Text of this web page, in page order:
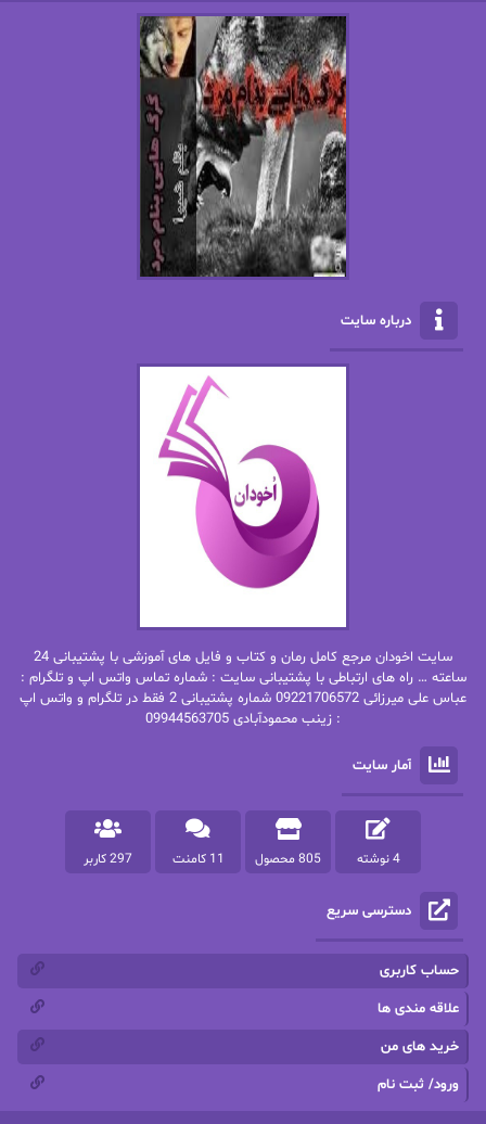
استل مسکم
اصغر زاده
اکرم محمدی
الف صاد
الکساندر دوما
الناز پاکپور‌
الناز محمدی
امیر فرهی
باران
بهار سلطانی
بهاره شیرازی
بهاره.م
بیتا فرخی
پاتریشیا ویلسون پرتو فرهمند
پرستو اسحقی
پرستو مهاجر
پرهام رسولی
پروانه قدیمی پروانه محمدی
پریسا شکور(طوفان خاموش)
پنلوپه وارد
تاران
ترنم.25
درباره سایت
سایت اخودان مرجع کامل رمان و کتاب و فایل های آموزشی با پشتیبانی 24
ساعته … راه های ارتباطی با پشتیبانی سایت : شماره تماس واتس اپ و تلگرام :
عباس علی میرزائی 09221706572 شماره پشتیبانی 2 فقط در تلگرام و واتس اپ
: زینب محمودآبادی 09944563705
آمار سایت
4 نوشته 805 محصول 11 کامنت 297 کاربر
دسترسی سریع
حساب کاربری
علاقه مندی ها
خرید های من
ورود/ ثبت نام